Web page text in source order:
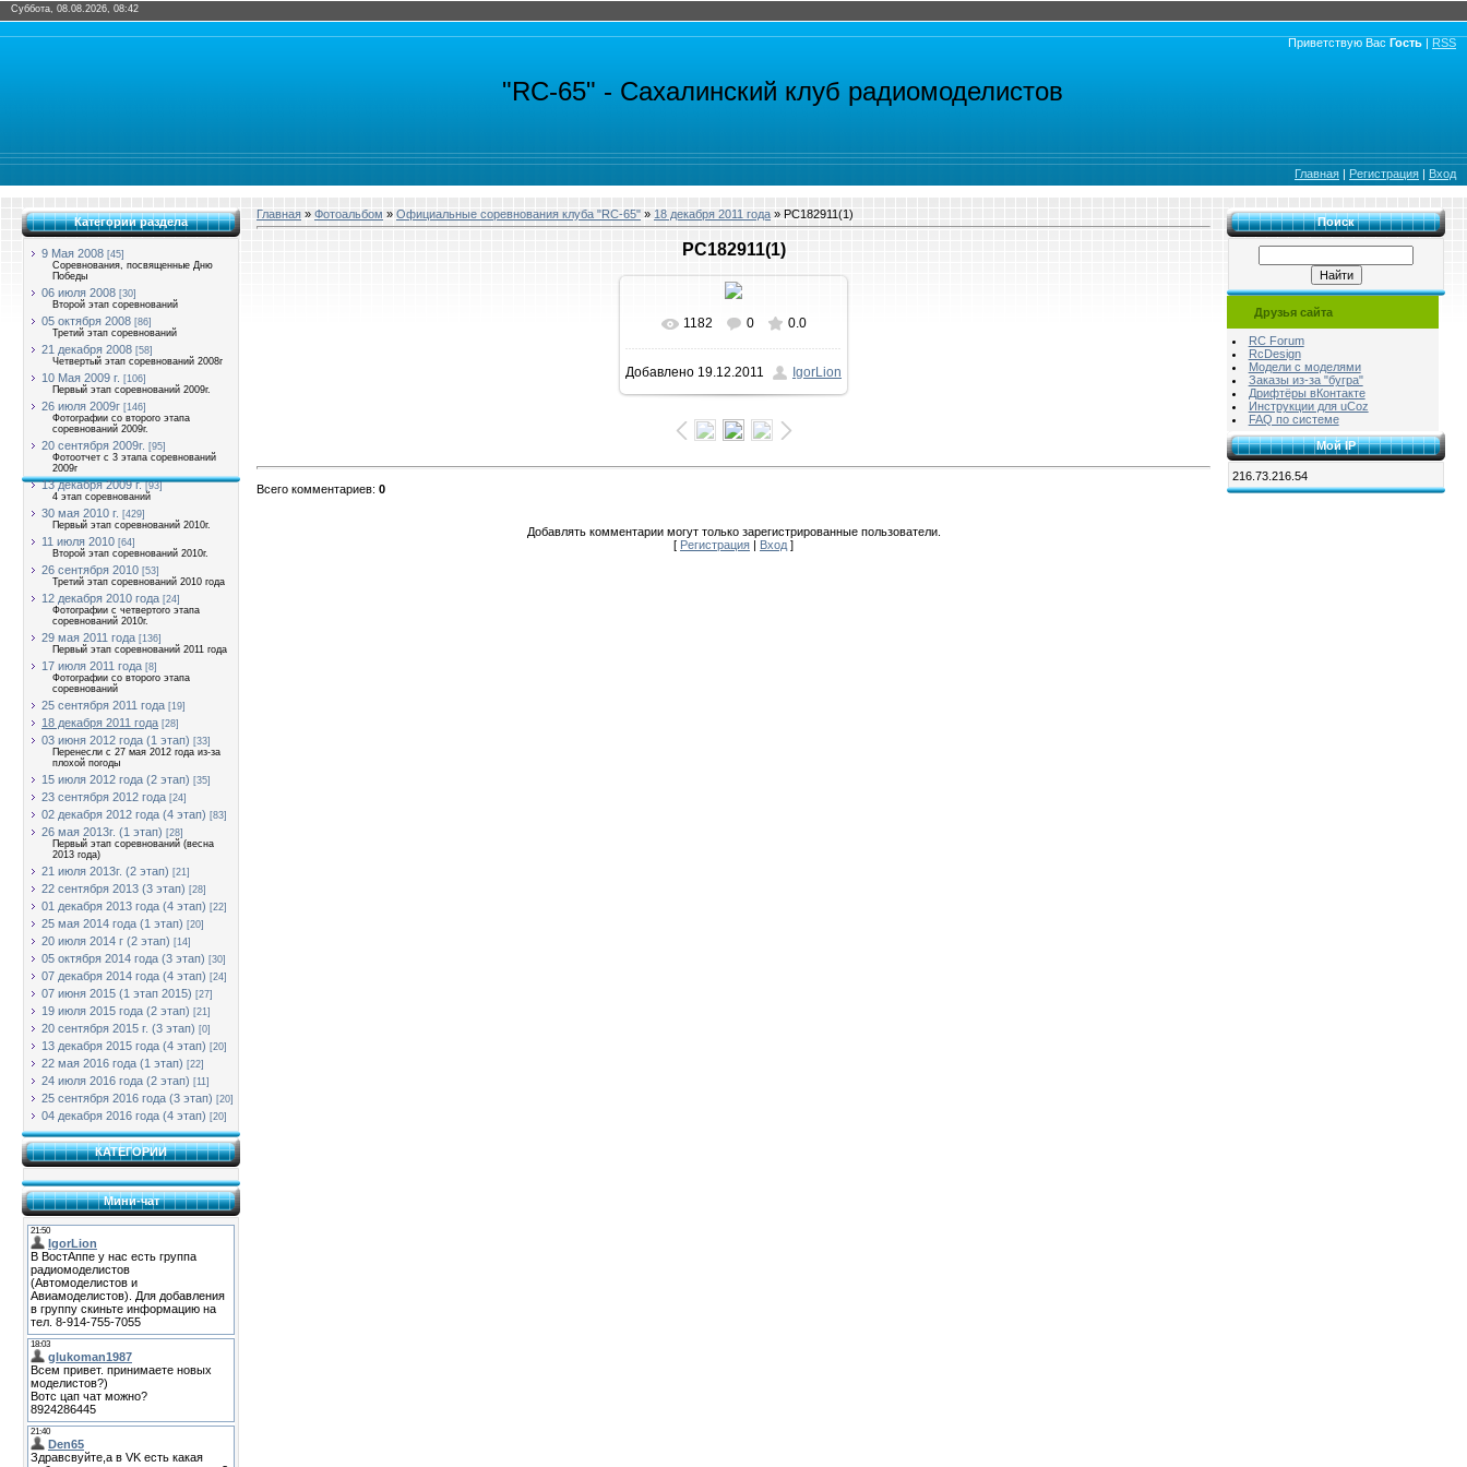
Суббота, 08.08.2026, 08:42
Приветствую Вас Гость | RSS
"RC-65" - Сахалинский клуб радиомоделистов
Главная | Регистрация | Вход
Категории раздела
9 Мая 2008 [45]
Соревнования, посвященные Дню
Победы
06 июля 2008 [30]
Второй этап соревнований
05 октября 2008 [86]
Третий этап соревнований
21 декабря 2008 [58]
Четвертый этап соревнований 2008г
10 Мая 2009 г. [106]
Первый этап соревнований 2009г.
26 июля 2009г [146]
Фотографии со второго этапа
соревнований 2009г.
20 сентября 2009г. [95]
Фотоотчет с 3 этапа соревнований
2009г
13 декабря 2009 г. [93]
4 этап соревнований
30 мая 2010 г. [429]
Первый этап соревнований 2010г.
11 июля 2010 [64]
Второй этап соревнований 2010г.
26 сентября 2010 [53]
Третий этап соревнований 2010 года
12 декабря 2010 года [24]
Фотографии с четвертого этапа
соревнований 2010г.
29 мая 2011 года [136]
Первый этап соревнований 2011 года
17 июля 2011 года [8]
Фотографии со второго этапа
соревнований
25 сентября 2011 года [19]
18 декабря 2011 года [28]
03 июня 2012 года (1 этап) [33]
Перенесли с 27 мая 2012 года из-за
плохой погоды
15 июля 2012 года (2 этап) [35]
23 сентября 2012 года [24]
02 декабря 2012 года (4 этап) [83]
26 мая 2013г. (1 этап) [28]
Первый этап соревнований (весна
2013 года)
21 июля 2013г. (2 этап) [21]
22 сентября 2013 (3 этап) [28]
01 декабря 2013 года (4 этап) [22]
25 мая 2014 года (1 этап) [20]
20 июля 2014 г (2 этап) [14]
05 октября 2014 года (3 этап) [30]
07 декабря 2014 года (4 этап) [24]
07 июня 2015 (1 этап 2015) [27]
19 июля 2015 года (2 этап) [21]
20 сентября 2015 г. (3 этап) [0]
13 декабря 2015 года (4 этап) [20]
22 мая 2016 года (1 этап) [22]
24 июля 2016 года (2 этап) [11]
25 сентября 2016 года (3 этап) [20]
04 декабря 2016 года (4 этап) [20]
КАТЕГОРИИ
Мини-чат
Главная » Фотоальбом » Официальные соревнования клуба "RC-65" » 18 декабря 2011 года » PC182911(1)
PC182911(1)
В реальном размере
1400x1050/ 260.5Kb
1182 0 0.0
Добавлено 19.12.2011 IgorLion
Всего комментариев: 0
Добавлять комментарии могут только зарегистрированные пользователи.
[ Регистрация | Вход ]
Поиск
Друзья сайта
RC Forum
RcDesign
Модели с моделями
Заказы из-за "бугра"
Дрифтёры вКонтакте
Инструкции для uCoz
FAQ по системе
Мой IP
216.73.216.54